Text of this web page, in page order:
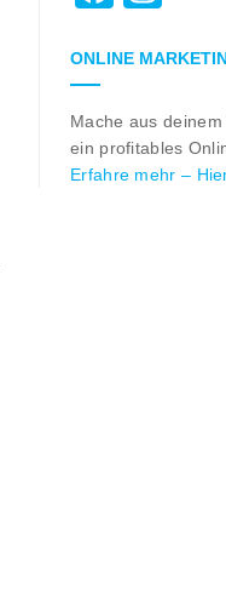
ONLINE
Mache aus
ein profitables
Erfahre mehr –